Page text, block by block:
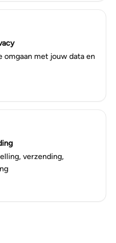
omgaan met jouw data en
verzending,